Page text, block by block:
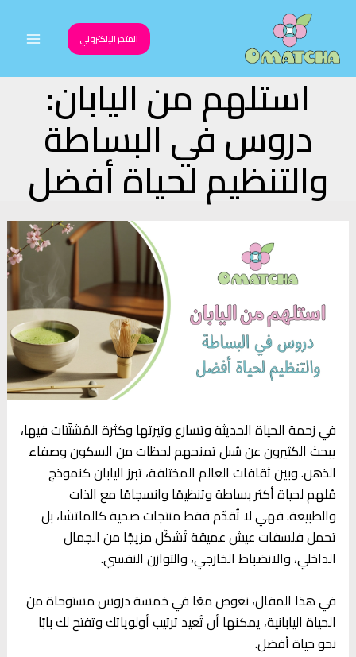
المحتوى
المتجر الإلكتروني
Main
استلهم من اليابان:
دروس في البساطة
والتنظيم لحياة أفضل
في زحمة الحياة الحديثة وتسارع وتيرتها وكثرة المُشتّتات فيها،
يبحث الكثيرون عن سُبل تمنحهم لحظات من السكون وصفاء
الذهن. وبين ثقافات العالم المختلفة، تبرز اليابان كنموذج
مُلهم لحياة أكثر بساطة وتنظيمًا وانسجامًا مع الذات
والطبيعة. فهي لا تُقدّم فقط منتجات صحية كالماتشا، بل
تحمل فلسفات عيش عميقة تُشكّل مزيجًا من الجمال
الداخلي، والانضباط الخارجي، والتوازن النفسي.
في هذا المقال، نغوص معًا في خمسة دروس مستوحاة من
الحياة اليابانية، يمكنها أن تُعيد ترتيب أولوياتك وتفتح لك بابًا
نحو حياة أفضل.